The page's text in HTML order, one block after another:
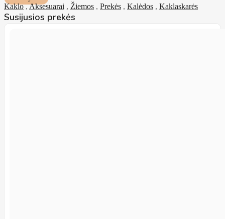
Kaklo,Aksesuarai , Žiemos , Prekės , Kalėdos , Kaklaskarės
Susijusios prekės